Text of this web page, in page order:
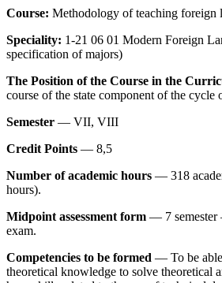
Course: Methodology of teaching foreign
Speciality: 1-21 06 01 Modern Foreign
specification of majors)
The Position of the Course in the
course of the state component of the cycle
Semester — VII, VIII
Credit Points — 8,5
Number of academic hours — 318
hours).
Midpoint assessment form — 7
exam.
Competencies to be formed — To be
theoretical knowledge to solve theoretical